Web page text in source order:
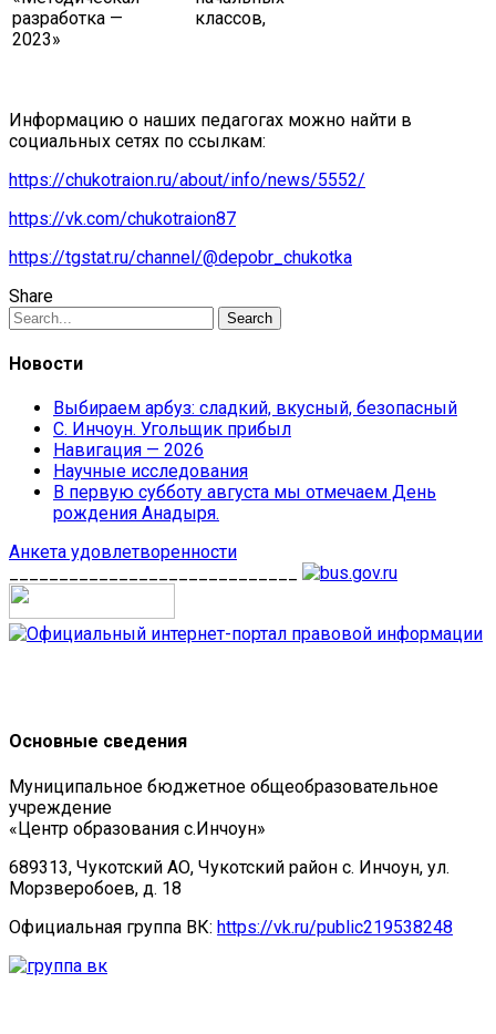
разработка —
2023»
классов,
Информацию о наших педагогах можно найти в
социальных сетях по ссылкам:
https://chukotraion.ru/about/info/news/5552/
https://vk.com/chukotraion87
https://tgstat.ru/channel/@depobr_chukotka
Share
Search
Новости
Выбираем арбуз: сладкий, вкусный, безопасный
С. Инчоун. Угольщик прибыл
Навигация — 2026
Научные исследования
В первую субботу августа мы отмечаем День
рождения Анадыря.
Анкета удовлетворенности
Основные сведения
Муниципальное бюджетное общеобразовательное
учреждение
«Центр образования с.Инчоун»
689313, Чукотский АО, Чукотский район с. Инчоун, ул.
Морзверобоев, д. 18
Официальная группа ВК: https://vk.ru/public219538248